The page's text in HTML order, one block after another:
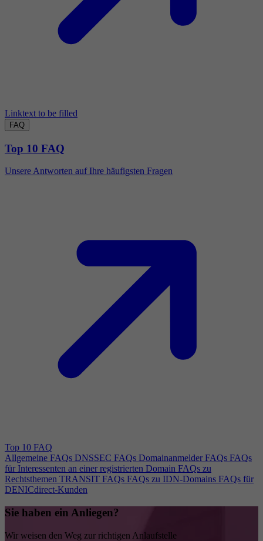
Linktext to be filled
FAQ
Top 10 FAQ
Unsere Antworten auf Ihre häufigsten Fragen
Top 10 FAQ
Allgemeine FAQs DNSSEC FAQs Domainanmelder FAQs FAQs
für Interessenten an einer registrierten Domain FAQs zu
Rechtsthemen TRANSIT FAQs FAQs zu IDN-Domains FAQs für
DENICdirect-Kunden
Sie haben ein Anliegen?
Wir weisen den Weg zur richtigen Anlaufstelle